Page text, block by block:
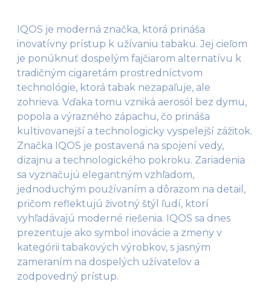
IQOS je moderná značka, ktorá prináša
inovatívny prístup k užívaniu tabaku. Jej cieľom
je ponúknuť dospelým fajčiarom alternatívu k
tradičným cigaretám prostredníctvom
technológie, ktorá tabak nezapaľuje, ale
zohrieva. Vďaka tomu vzniká aerosól bez dymu,
popola a výrazného zápachu, čo prináša
kultivovanejší a technologicky vyspelejší zážitok.
Značka IQOS je postavená na spojení vedy,
dizajnu a technologického pokroku. Zariadenia
sa vyznačujú elegantným vzhľadom,
jednoduchým používaním a dôrazom na detail,
pričom reflektujú životný štýl ľudí, ktorí
vyhľadávajú moderné riešenia. IQOS sa dnes
prezentuje ako symbol inovácie a zmeny v
kategórii tabakových výrobkov, s jasným
zameraním na dospelých užívateľov a
zodpovedný prístup.